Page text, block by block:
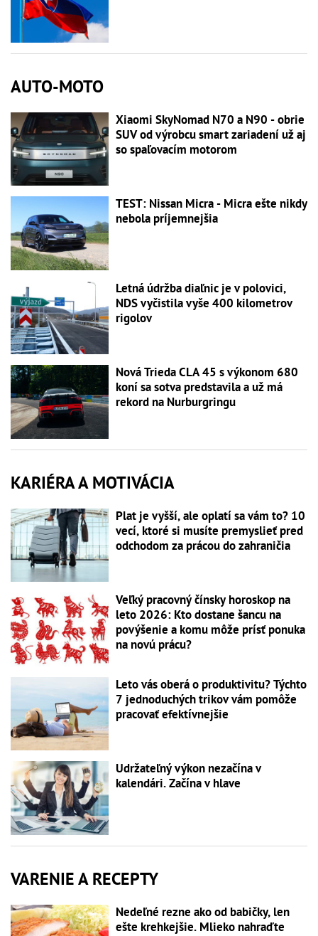
AUTO-MOTO
Xiaomi SkyNomad N70 a N90 - obrie
SUV od výrobcu smart zariadení už aj
so spaľovacím motorom
TEST: Nissan Micra - Micra ešte nikdy
nebola príjemnejšia
Letná údržba diaľnic je v polovici,
NDS vyčistila vyše 400 kilometrov
rigolov
Nová Trieda CLA 45 s výkonom 680
koní sa sotva predstavila a už má
rekord na Nurburgringu
KARIÉRA A MOTIVÁCIA
Plat je vyšší, ale oplatí sa vám to? 10
vecí, ktoré si musíte premyslieť pred
odchodom za prácou do zahraničia
Veľký pracovný čínsky horoskop na
leto 2026: Kto dostane šancu na
povýšenie a komu môže prísť ponuka
na novú prácu?
Leto vás oberá o produktivitu? Týchto
7 jednoduchých trikov vám pomôže
pracovať efektívnejšie
Udržateľný výkon nezačína v
kalendári. Začína v hlave
VARENIE A RECEPTY
Nedeľné rezne ako od babičky, len
ešte krehkejšie. Mlieko nahraďte